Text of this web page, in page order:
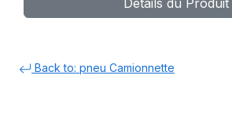
Détails du Produit
Back to: pneu Camionnette